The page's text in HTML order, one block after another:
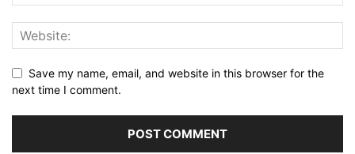
Save my name, email, and website in this browser for the
next time I comment.